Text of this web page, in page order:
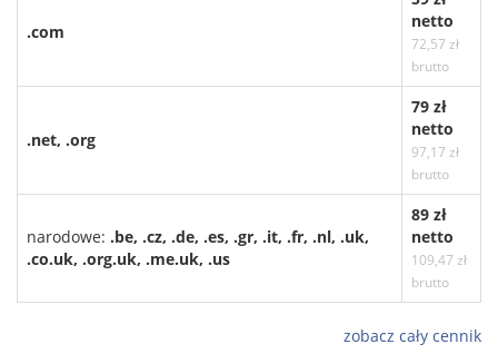
.com
netto
72,57 zł
brutto
.net, .org
79 zł
netto
97,17 zł
brutto
narodowe: .be, .cz, .de, .es, .gr, .it, .fr, .nl, .uk,
.co.uk, .org.uk, .me.uk, .us
89 zł
netto
109,47 zł
brutto
zobacz cały cennik